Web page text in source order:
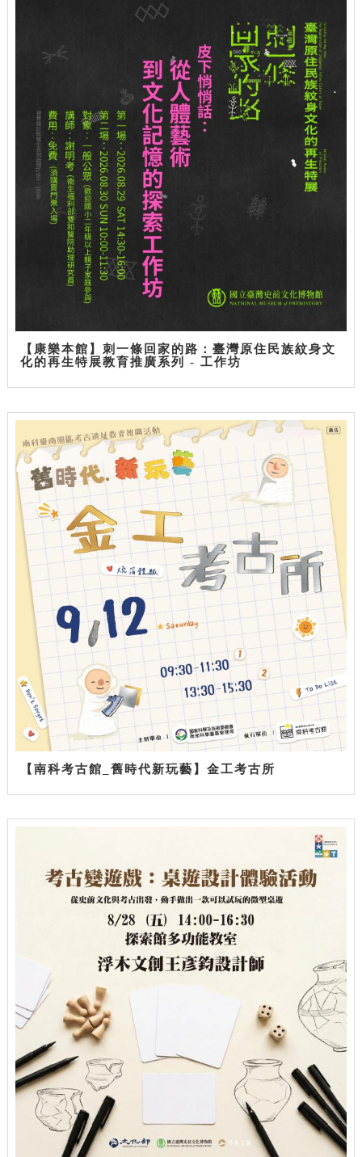
【康樂本館】刺一條回家的路：臺灣原住民族紋身文
化的再生特展教育推廣系列 - 工作坊
【南科考古館_舊時代新玩藝】金工考古所